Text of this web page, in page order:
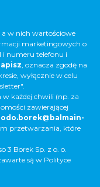
w nich wartościowe
marketingowych o
i numeru telefonu i
, oznacza zgodę na
wyłącznie w celu
w każdej chwili (np. za
zawierającej
przetwarzania, które
3 Borek Sp. z o. o.
są w Polityce